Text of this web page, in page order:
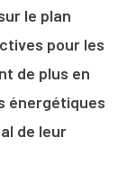
le plan
pour les
de plus en
énergétiques
de leur